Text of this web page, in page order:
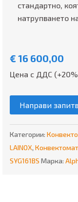
стандартно,
натрупването
€ 16 600,00
Цена с ДДС
Направи
Категории:
LAINOX,
SYG161BS Марка: